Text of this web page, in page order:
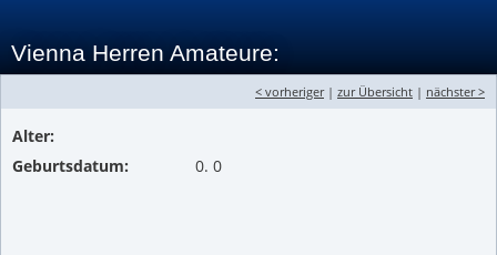
Vienna Herren Amateure:
< vorheriger| zur Übersicht | nächster >
Alter:
Geburtsdatum:
0. 0